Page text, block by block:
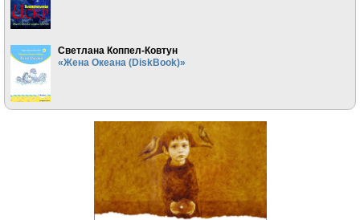
Светлана Коппел-Ковтун
«Жена Океана (DiskBook)»